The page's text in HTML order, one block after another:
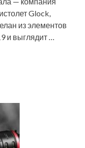
Glock,
из элементов
и выглядит …